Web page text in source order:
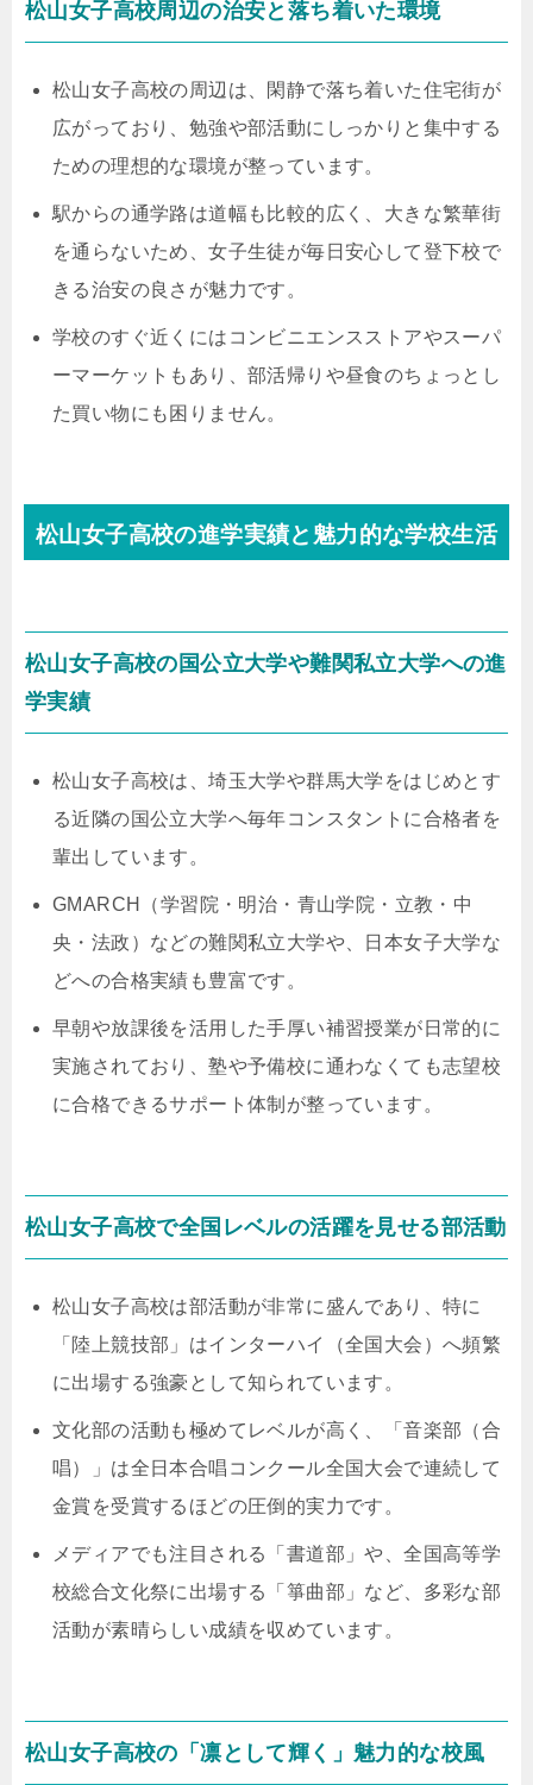
松山女子高校周辺の治安と落ち着いた環境
松山女子高校の周辺は、閑静で落ち着いた住宅街が
広がっており、勉強や部活動にしっかりと集中する
ための理想的な環境が整っています。
駅からの通学路は道幅も比較的広く、大きな繁華街
を通らないため、女子生徒が毎日安心して登下校で
きる治安の良さが魅力です。
学校のすぐ近くにはコンビニエンスストアやスーパ
ーマーケットもあり、部活帰りや昼食のちょっとし
た買い物にも困りません。
松山女子高校の進学実績と魅力的な学校生活
松山女子高校の国公立大学や難関私立大学への進
学実績
松山女子高校は、埼玉大学や群馬大学をはじめとす
る近隣の国公立大学へ毎年コンスタントに合格者を
輩出しています。
GMARCH（学習院・明治・青山学院・立教・中
央・法政）などの難関私立大学や、日本女子大学な
どへの合格実績も豊富です。
早朝や放課後を活用した手厚い補習授業が日常的に
実施されており、塾や予備校に通わなくても志望校
に合格できるサポート体制が整っています。
松山女子高校で全国レベルの活躍を見せる部活動
松山女子高校は部活動が非常に盛んであり、特に
「陸上競技部」はインターハイ（全国大会）へ頻繁
に出場する強豪として知られています。
文化部の活動も極めてレベルが高く、「音楽部（合
唱）」は全日本合唱コンクール全国大会で連続して
金賞を受賞するほどの圧倒的実力です。
メディアでも注目される「書道部」や、全国高等学
校総合文化祭に出場する「箏曲部」など、多彩な部
活動が素晴らしい成績を収めています。
松山女子高校の「凛として輝く」魅力的な校風